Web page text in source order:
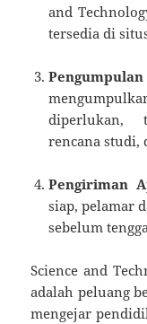
and
tersedia di
diperlukan,
rencana studi,
Pengiriman
siap, pelamar
sebelum
Science and
adalah peluang
mengejar